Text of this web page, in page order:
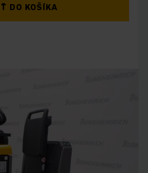
DO KOŠÍKA